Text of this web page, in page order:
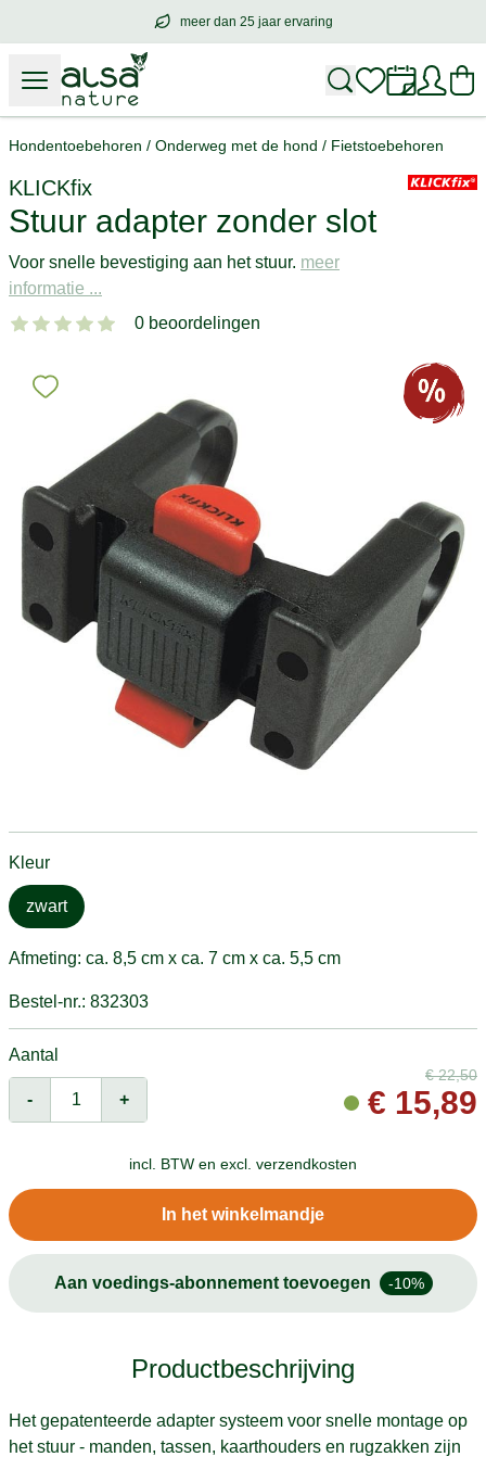
meer dan 25 jaar ervaring
meer dan25 jaar ervaring
Hondentoebehoren / Onderweg met de hond / Fietstoebehoren
KLICKfix
Stuur adapter zonder slot
Voor snelle bevestiging aan het stuur. meer
informatie ...
0 beoordelingen
Kleur
zwart
Afmeting: ca. 8,5 cm x ca. 7 cm x ca. 5,5 cm
Bestel-nr.: 832303
Aantal
- +
€22,50
€ 15,89
incl. BTW en excl. verzendkosten
In het winkelmandje
Aan voedings-abonnement toevoegen -10%
Productbeschrijving
Het gepatenteerde adapter systeem voor snelle montage op
het stuur - manden, tassen, kaarthouders en rugzakken zijn